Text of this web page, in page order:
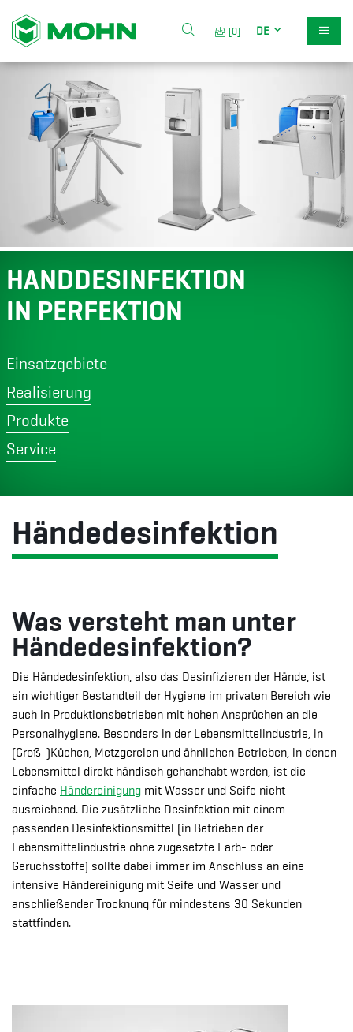
[0] DE
HANDDESINFEKTION
IN PERFEKTION
Einsatzgebiete
Realisierung
Produkte
Service
Händedesinfektion
Was versteht man unter
Händedesinfektion?
Die Händedesinfektion, also das Desinfizieren der Hände, ist
ein wichtiger Bestandteil der Hygiene im privaten Bereich wie
auch in Produktionsbetrieben mit hohen Ansprüchen an die
Personalhygiene. Besonders in der Lebensmittelindustrie, in
(Groß-)Küchen, Metzgereien und ähnlichen Betrieben, in denen
Lebensmittel direkt händisch gehandhabt werden, ist die
einfache Händereinigung mit Wasser und Seife nicht
ausreichend. Die zusätzliche Desinfektion mit einem
passenden Desinfektionsmittel (in Betrieben der
Lebensmittelindustrie ohne zugesetzte Farb- oder
Geruchsstoffe) sollte dabei immer im Anschluss an eine
intensive Händereinigung mit Seife und Wasser und
anschließender Trocknung für mindestens 30 Sekunden
stattfinden.